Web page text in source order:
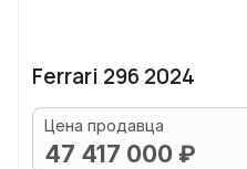
Ferrari 296 2024
Цена продавца
47 417 000 ₽